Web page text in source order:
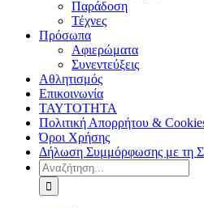
Παράδοση
Τέχνες
Πρόσωπα
Αφιερώματα
Συνεντεύξεις
Αθλητισμός
Επικοινωνία
ΤΑΥΤΟΤΗΤΑ
Πολιτική Απορρήτου &
Όροι Χρήσης
Δήλωση Συμμόρφωσης με τη
Αναζήτηση
για: